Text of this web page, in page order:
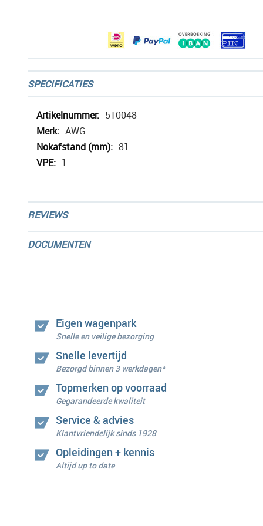
SPECIFICATIES
Meer
informatie
510048
AWG
81
1
REVIEWS
DOCUMENTEN
Eigen wagenpark
Snelle en veilige bezorging
Snelle levertijd
Bezorgd binnen 3 werkdagen*
Topmerken op voorraad
Gegarandeerde kwaliteit
Service & advies
Klantvriendelijk sinds 1928
Opleidingen + kennis
Altijd up to date